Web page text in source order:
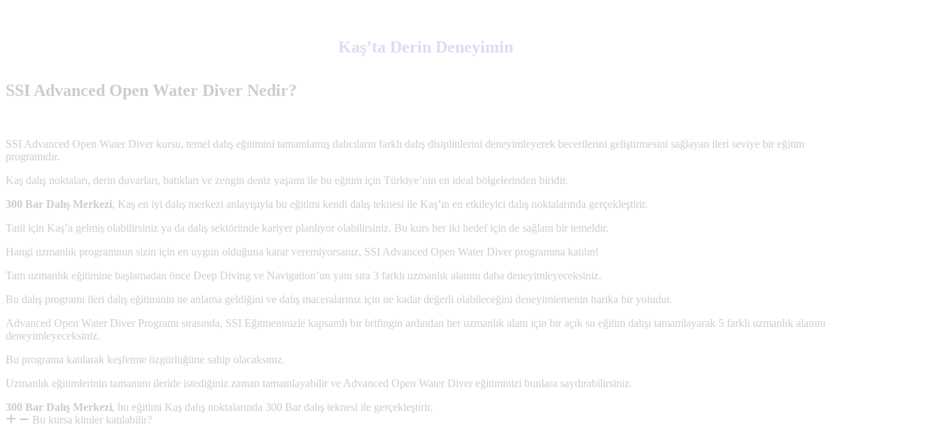
Kaş’ta Derin Deneyimin
SSI Advanced Open Water Diver Nedir?
SSI Advanced Open Water Diver kursu, temel dalış eğitimini tamamlamış dalıcıların farklı dalış disiplinlerini deneyimleyerek becerilerini geliştirmesini sağlayan ileri seviye bir eğitim
programıdır.
Kaş dalış noktaları, derin duvarları, batıkları ve zengin deniz yaşamı ile bu eğitim için Türkiye’nin en ideal bölgelerinden biridir.
300 Bar Dalış Merkezi, Kaş en iyi dalış merkezi anlayışıyla bu eğitimi kendi dalış teknesi ile Kaş’ın en etkileyici dalış noktalarında gerçekleştirir.
Tatil için Kaş’a gelmiş olabilirsiniz ya da dalış sektöründe kariyer planlıyor olabilirsiniz. Bu kurs her iki hedef için de sağlam bir temeldir.
Hangi uzmanlık programının sizin için en uygun olduğuna karar veremiyorsanız, SSI Advanced Open Water Diver programına katılın!
Tam uzmanlık eğitimine başlamadan önce Deep Diving ve Navigation’un yanı sıra 3 farklı uzmanlık alanını daha deneyimleyeceksiniz.
Bu dalış programı ileri dalış eğitiminin ne anlama geldiğini ve dalış maceralarınız için ne kadar değerli olabileceğini deneyimlemenin harika bir yoludur.
Advanced Open Water Diver Programı sırasında, SSI Eğitmeninizle kapsamlı bir brifingin ardından her uzmanlık alanı için bir açık su eğitim dalışı tamamlayarak 5 farklı uzmanlık alanını
deneyimleyeceksiniz.
Bu programa katılarak keşfetme özgürlüğüne sahip olacaksınız.
Uzmanlık eğitimlerinin tamamını ileride istediğiniz zaman tamamlayabilir ve Advanced Open Water Diver eğitiminizi bunlara saydırabilirsiniz.
300 Bar Dalış Merkezi, bu eğitimi Kaş dalış noktalarında 300 Bar dalış teknesi ile gerçekleştirir.
Bu kursa kimler katılabilir?